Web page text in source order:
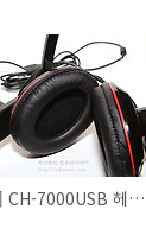
[발표] CH-7000USB 헤드셋 블로그 이벤트